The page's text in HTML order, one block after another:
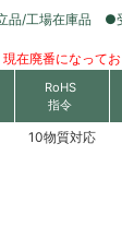
/工場在庫品 ●
在廃番になって
RoHS
指令
10物質対応